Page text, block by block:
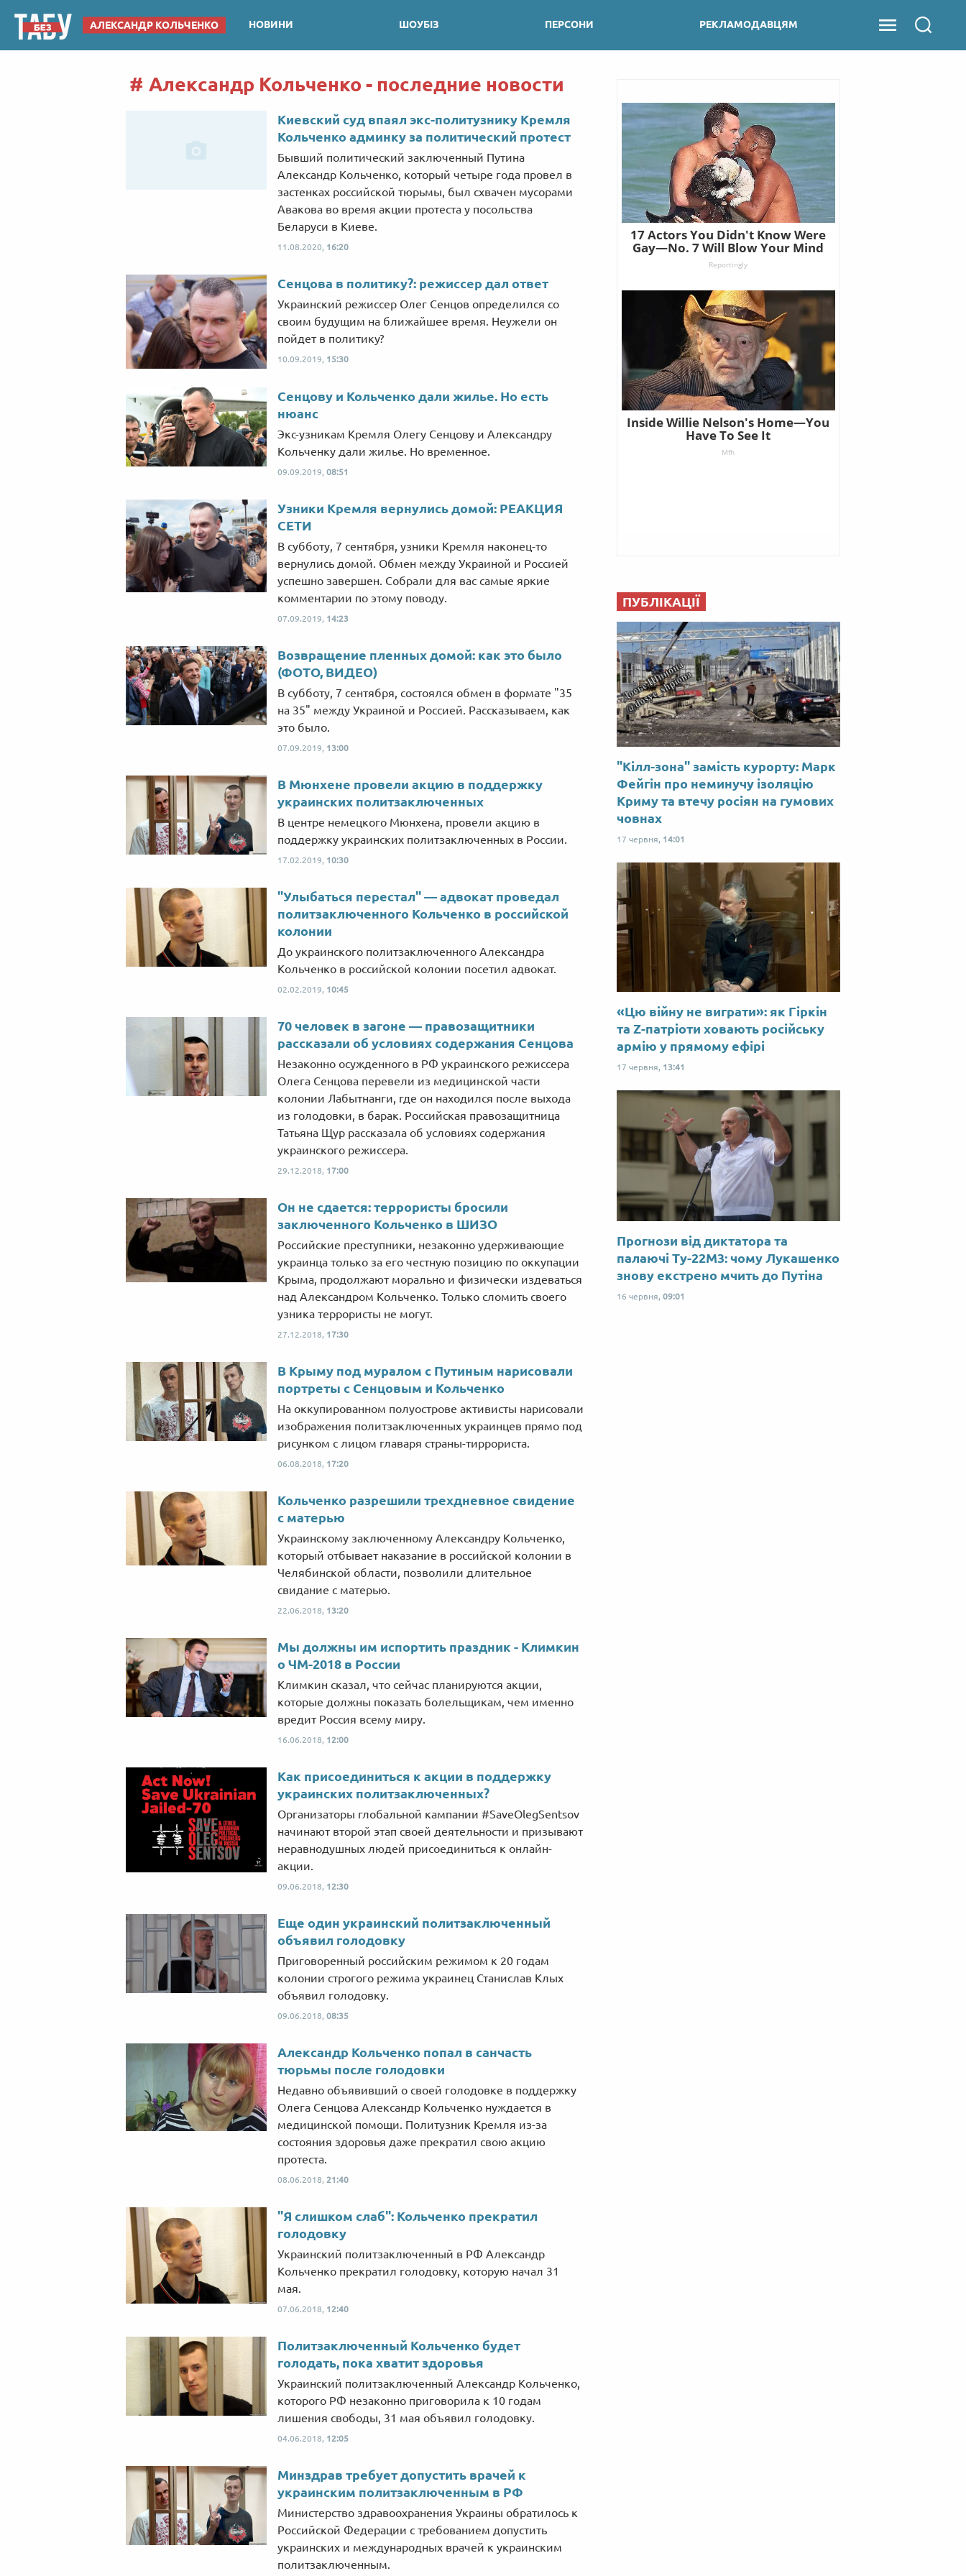
АЛЕКСАНДР КОЛЬЧЕНКО НОВИНИ ШОУБІЗ ПЕРСОНИ РЕКЛАМОДАВЦЯМ
Александр Кольченко - последние новости
Киевский суд впаял экс-политузнику Кремля
Кольченко админку за политический протест
Бывший политический заключенный Путина
Александр Кольченко, который четыре года провел в
застенках российской тюрьмы, был схвачен мусорами
Авакова во время акции протеста у посольства
Беларуси в Киеве.
11.08.2020, 16:20
Сенцова в политику?: режиссер дал ответ
Украинский режиссер Олег Сенцов определился со
своим будущим на ближайшее время. Неужели он
пойдет в политику?
10.09.2019, 15:30
Сенцову и Кольченко дали жилье. Но есть
нюанс
Экс-узникам Кремля Олегу Сенцову и Александру
Кольченку дали жилье. Но временное.
09.09.2019, 08:51
Узники Кремля вернулись домой: РЕАКЦИЯ
СЕТИ
В субботу, 7 сентября, узники Кремля наконец-то
вернулись домой. Обмен между Украиной и Россией
успешно завершен. Собрали для вас самые яркие
комментарии по этому поводу.
07.09.2019, 14:23
Возвращение пленных домой: как это было
(ФОТО, ВИДЕО)
В субботу, 7 сентября, состоялся обмен в формате "35
на 35" между Украиной и Россией. Рассказываем, как
это было.
07.09.2019, 13:00
В Мюнхене провели акцию в поддержку
украинских политзаключенных
В центре немецкого Мюнхена, провели акцию в
поддержку украинских политзаключенных в России.
17.02.2019, 10:30
"Улыбаться перестал" — адвокат проведал
политзаключенного Кольченко в российской
колонии
До украинского политзаключенного Александра
Кольченко в российской колонии посетил адвокат.
02.02.2019, 10:45
70 человек в загоне — правозащитники
рассказали об условиях содержания Сенцова
Незаконно осужденного в РФ украинского режиссера
Олега Сенцова перевели из медицинской части
колонии Лабытнанги, где он находился после выхода
из голодовки, в барак. Российская правозащитница
Татьяна Щур рассказала об условиях содержания
украинского режиссера.
29.12.2018, 17:00
Он не сдается: террористы бросили
заключенного Кольченко в ШИЗО
Российские преступники, незаконно удерживающие
украинца только за его честную позицию по оккупации
Крыма, продолжают морально и физически издеваться
над Александром Кольченко. Только сломить своего
узника террористы не могут.
27.12.2018, 17:30
В Крыму под муралом с Путиным нарисовали
портреты с Сенцовым и Кольченко
На оккупированном полуострове активисты нарисовали
изображения политзаключенных украинцев прямо под
рисунком с лицом главаря страны-тиррориста.
06.08.2018, 17:20
Кольченко разрешили трехдневное свидение
с матерью
Украинскому заключенному Александру Кольченко,
который отбывает наказание в российской колонии в
Челябинской области, позволили длительное
свидание с матерью.
22.06.2018, 13:20
Мы должны им испортить праздник - Климкин
о ЧМ-2018 в России
Климкин сказал, что сейчас планируются акции,
которые должны показать болельщикам, чем именно
вредит Россия всему миру.
16.06.2018, 12:00
Как присоединиться к акции в поддержку
украинских политзаключенных?
Организаторы глобальной кампании #SaveOlegSentsov
начинают второй этап своей деятельности и призывают
неравнодушных людей присоединиться к онлайн-
акции.
09.06.2018, 12:30
Еще один украинский политзаключенный
объявил голодовку
Приговоренный российским режимом к 20 годам
колонии строгого режима украинец Станислав Клых
объявил голодовку.
09.06.2018, 08:35
Александр Кольченко попал в санчасть
тюрьмы после голодовки
Недавно объявивший о своей голодовке в поддержку
Олега Сенцова Александр Кольченко нуждается в
медицинской помощи. Политузник Кремля из-за
состояния здоровья даже прекратил свою акцию
протеста.
08.06.2018, 21:40
"Я слишком слаб": Кольченко прекратил
голодовку
Украинский политзаключенный в РФ Александр
Кольченко прекратил голодовку, которую начал 31
мая.
07.06.2018, 12:40
Политзаключенный Кольченко будет
голодать, пока хватит здоровья
Украинский политзаключенный Александр Кольченко,
которого РФ незаконно приговорила к 10 годам
лишения свободы, 31 мая объявил голодовку.
04.06.2018, 12:05
Минздрав требует допустить врачей к
украинским политзаключенным в РФ
Министерство здравоохранения Украины обратилось к
Российской Федерации с требованием допустить
украинских и международных врачей к украинским
политзаключенным.
ПУБЛІКАЦІЇ
"Кілл-зона" замість курорту: Марк
Фейгін про неминучу ізоляцію
Криму та втечу росіян на гумових
човнах
17 червня, 14:01
«Цю війну не виграти»: як Гіркін
та Z-патріоти ховають російську
армію у прямому ефірі
17 червня, 13:41
Прогнози від диктатора та
палаючі Ту-22М3: чому Лукашенко
знову екстрено мчить до Путіна
16 червня, 09:01